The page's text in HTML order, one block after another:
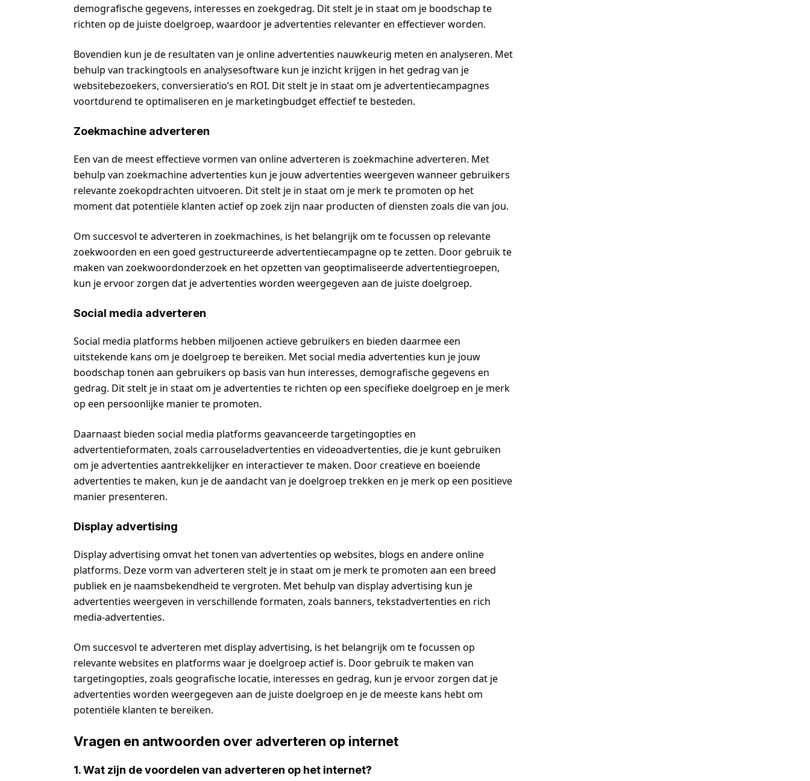
demografische gegevens, interesses en zoekgedrag. Dit stelt je in staat om je boodschap te
richten op de juiste doelgroep, waardoor je advertenties relevanter en effectiever worden.
Bovendien kun je de resultaten van je online advertenties nauwkeurig meten en analyseren. Met
behulp van trackingtools en analysesoftware kun je inzicht krijgen in het gedrag van je
websitebezoekers, conversieratio’s en ROI. Dit stelt je in staat om je advertentiecampagnes
voortdurend te optimaliseren en je marketingbudget effectief te besteden.
Zoekmachine adverteren
Een van de meest effectieve vormen van online adverteren is zoekmachine adverteren. Met
behulp van zoekmachine advertenties kun je jouw advertenties weergeven wanneer gebruikers
relevante zoekopdrachten uitvoeren. Dit stelt je in staat om je merk te promoten op het
moment dat potentiële klanten actief op zoek zijn naar producten of diensten zoals die van jou.
Om succesvol te adverteren in zoekmachines, is het belangrijk om te focussen op relevante
zoekwoorden en een goed gestructureerde advertentiecampagne op te zetten. Door gebruik te
maken van zoekwoordonderzoek en het opzetten van geoptimaliseerde advertentiegroepen,
kun je ervoor zorgen dat je advertenties worden weergegeven aan de juiste doelgroep.
Social media adverteren
Social media platforms hebben miljoenen actieve gebruikers en bieden daarmee een
uitstekende kans om je doelgroep te bereiken. Met social media advertenties kun je jouw
boodschap tonen aan gebruikers op basis van hun interesses, demografische gegevens en
gedrag. Dit stelt je in staat om je advertenties te richten op een specifieke doelgroep en je merk
op een persoonlijke manier te promoten.
Daarnaast bieden social media platforms geavanceerde targetingopties en
advertentieformaten, zoals carrouseladvertenties en videoadvertenties, die je kunt gebruiken
om je advertenties aantrekkelijker en interactiever te maken. Door creatieve en boeiende
advertenties te maken, kun je de aandacht van je doelgroep trekken en je merk op een positieve
manier presenteren.
Display advertising
Display advertising omvat het tonen van advertenties op websites, blogs en andere online
platforms. Deze vorm van adverteren stelt je in staat om je merk te promoten aan een breed
publiek en je naamsbekendheid te vergroten. Met behulp van display advertising kun je
advertenties weergeven in verschillende formaten, zoals banners, tekstadvertenties en rich
media-advertenties.
Om succesvol te adverteren met display advertising, is het belangrijk om te focussen op
relevante websites en platforms waar je doelgroep actief is. Door gebruik te maken van
targetingopties, zoals geografische locatie, interesses en gedrag, kun je ervoor zorgen dat je
advertenties worden weergegeven aan de juiste doelgroep en je de meeste kans hebt om
potentiële klanten te bereiken.
Vragen en antwoorden over adverteren op internet
1. Wat zijn de voordelen van adverteren op het internet?